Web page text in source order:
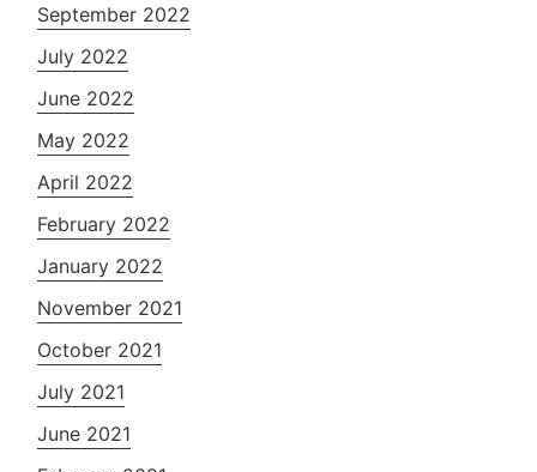
September 2022
July 2022
June 2022
May 2022
April 2022
February 2022
January 2022
November 2021
October 2021
July 2021
June 2021